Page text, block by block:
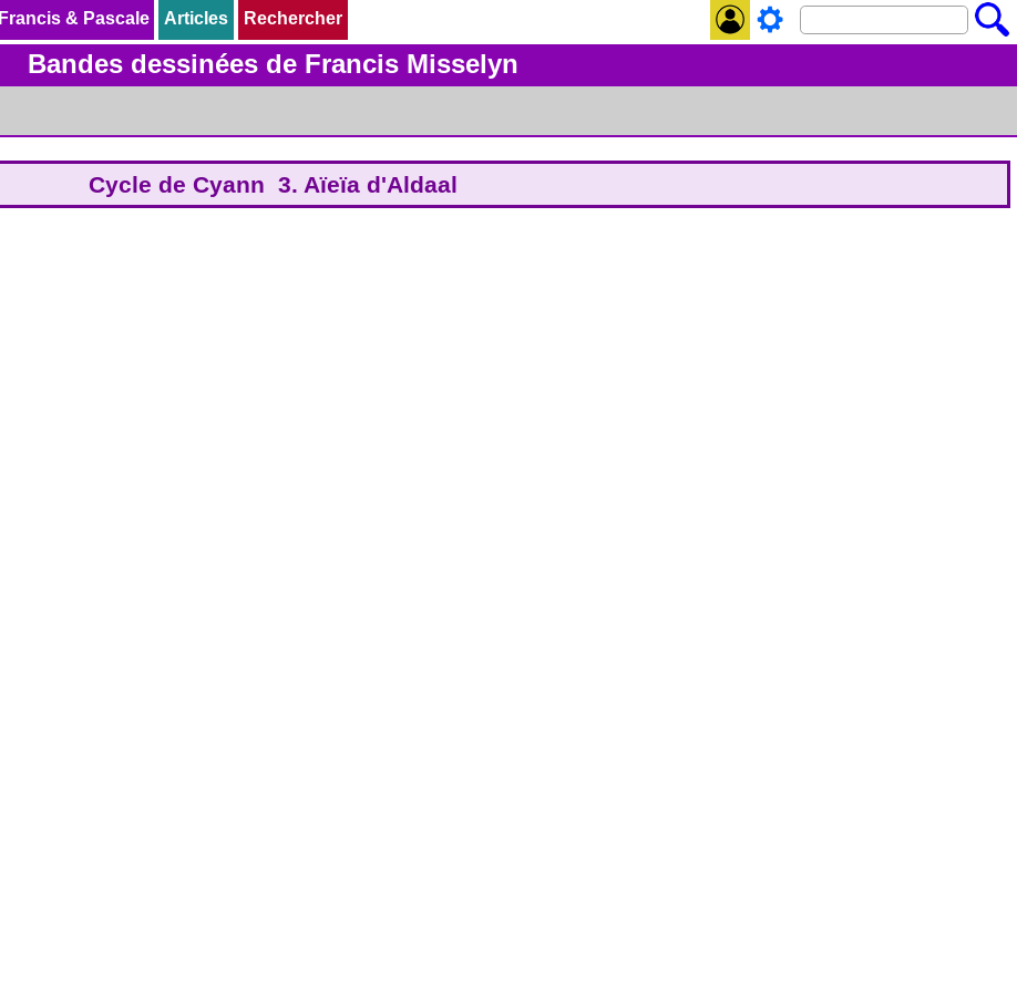
Francis & Pascale Articles Rechercher
Bandes dessinées de Francis Misselyn
Cycle de Cyann 3. Aïeïa d'Aldaal
Francis & Pascale Articles Rechercher